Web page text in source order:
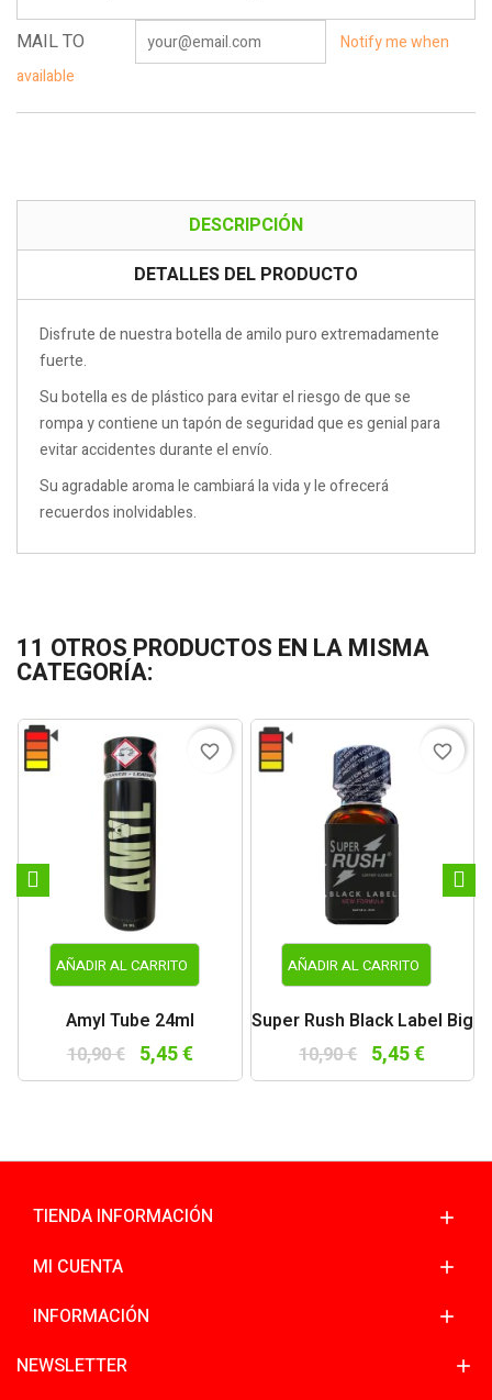
MAIL TO
Notify me when
available
DESCRIPCIÓN
DETALLES DEL PRODUCTO
Disfrute de nuestra botella de amilo puro extremadamente
fuerte.
Su botella es de plástico para evitar el riesgo de que se
rompa y contiene un tapón de seguridad que es genial para
evitar accidentes durante el envío.
Su agradable aroma le cambiará la vida y le ofrecerá
recuerdos inolvidables.
11 OTROS PRODUCTOS EN LA MISMA
CATEGORÍA:
AÑADIR AL CARRITO
Amyl Tube 24ml
10,90 € 5,45 €
favorite_border
AÑADIR AL CARRITO
Super Rush Black Label Big
10,90 € 5,45 €
favorite_border
TIENDA INFORMACIÓN
MI CUENTA
INFORMACIÓN
NEWSLETTER